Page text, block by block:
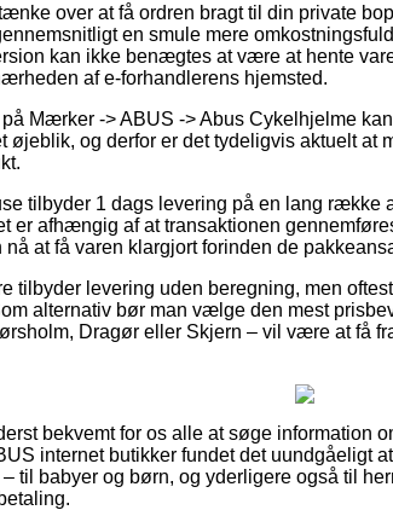
over at få ordren bragt til din private
en smule mere
kan ikke benægtes at være at hente
af e-forhandlerens hjemsted.
Mærker -> ABUS -> Abus Cykelhjelme
øjeblik, og derfor er det tydeligvis aktuelt at
tilbyder 1 dags levering på en lang række
er afhængig af at transaktionen
at få varen klargjort forinden de
tilbyder levering uden beregning, men
alternativ bør man vælge den mest
Dragør eller Skjern – vil være at få
bekvemt for os alle at søge information
internet butikker fundet det uundgåeligt
til babyer og børn, og yderligere også til